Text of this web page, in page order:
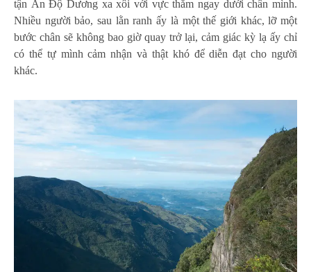
tận Ấn Độ Dương xa xôi với vực thẳm ngay dưới chân mình.
Nhiều người bảo, sau lằn ranh ấy là một thế giới khác, lỡ một
bước chân sẽ không bao giờ quay trở lại, cảm giác kỳ lạ ấy chỉ
có thể tự mình cảm nhận và thật khó để diễn đạt cho người
khác.